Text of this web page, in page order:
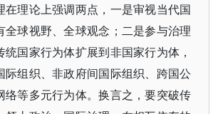
在理论上强调两点，一是审视当代国
全球视野、全球观念；二是参与治理
统国家行为体扩展到非国家行为体，
际组织、非政府间国际组织、跨国公
络等多元行为体。换言之，要突破传